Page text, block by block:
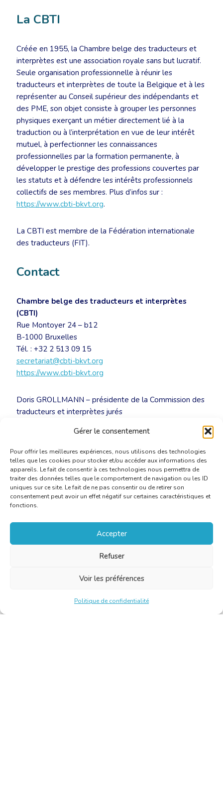
Gérer le consentement
Pour offrir les meilleures expériences, nous utilisons des technologies
telles que les cookies pour stocker et/ou accéder aux informations des
appareils. Le fait de consentir à ces technologies nous permettra de
traiter des données telles que le comportement de navigation ou les ID
uniques sur ce site. Le fait de ne pas consentir ou de retirer son
consentement peut avoir un effet négatif sur certaines caractéristiques et
fonctions.
Accepter
Refuser
Voir les préférences
Politique de confidentialité
La CBTI
Créée en 1955, la Chambre belge des traducteurs et
interprètes est une association royale sans but lucratif.
Seule organisation professionnelle à réunir les
traducteurs et interprètes de toute la Belgique et à les
représenter au Conseil supérieur des indépendants et
des PME, son objet consiste à grouper les personnes
physiques exerçant un métier directement lié à la
traduction ou à l’interprétation en vue de leur intérêt
mutuel, à perfectionner les connaissances
professionnelles par la formation permanente, à
développer le prestige des professions couvertes par
les statuts et à défendre les intérêts professionnels
collectifs de ses membres. Plus d’infos sur :
https://www.cbti-bkvt.org.
La CBTI est membre de la Fédération internationale
des traducteurs (FIT).
Contact
Chambre belge des traducteurs et interprètes
(CBTI)
Rue Montoyer 24 – b12
B-1000 Bruxelles
Tél. : +32 2 513 09 15
secretariat@cbti-bkvt.org
https://www.cbti-bkvt.org
Doris GROLLMANN – présidente de la Commission des
traducteurs et interprètes jurés